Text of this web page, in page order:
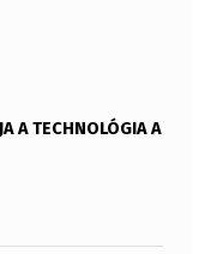
A TECHNOLÓGIA A